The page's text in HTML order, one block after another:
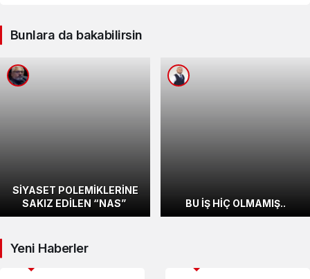
Bunlara da bakabilirsin
SİYASET POLEMİKLERİNE
SAKIZ EDİLEN “NAS”
BU İŞ HİÇ OLMAMIŞ..
Yeni Haberler